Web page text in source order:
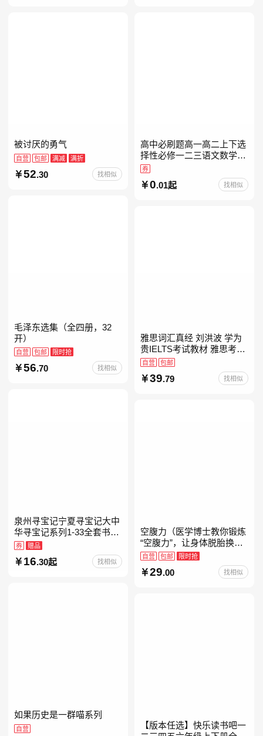
被讨厌的勇气
自营 包邮 满减 满折
52.30 找相似
高中必刷题高一高二上下选
择性必修一二三语文数学英
语物理化学生物政治历史地
理人教版同步练习册狂k重
点教辅资料
券
0.01起 找相似
毛泽东选集（全四册，32
开）
自营 包邮 限时抢
56.70 找相似
雅思词汇真经 刘洪波 学为
贵IELTS考试教材 雅思考试
资料单词书核心词汇书
自营 包邮
39.79 找相似
泉州寻宝记宁夏寻宝记大中
华寻宝记系列1-33全套书32
册【含新书宁夏寻宝记】当
当自营正版6-12岁新疆海南
广东福建河北黑
券 赠品
16.30起 找相似
空腹力（医学博士教你锻炼
“空腹力”，让身体脱胎换
骨！）
自营 包邮 限时抢
29.00 找相似
如果历史是一群喵系列
自营
【版本任选】快乐读书吧一